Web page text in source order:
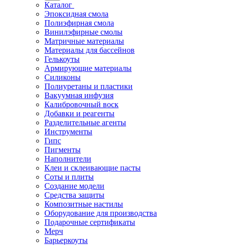
Каталог
Эпоксидная смола
Полиэфирная смола
Винилэфирные смолы
Матричные материалы
Материалы для бассейнов
Гелькоуты
Армирующие материалы
Силиконы
Полиуретаны и пластики
Вакуумная инфузия
Калибровочный воск
Добавки и реагенты
Разделительные агенты
Инструменты
Гипс
Пигменты
Наполнители
Клеи и склеивающие пасты
Соты и плиты
Создание модели
Средства защиты
Композитные настилы
Оборудование для производства
Подарочные сертификаты
Мерч
Барьеркоуты